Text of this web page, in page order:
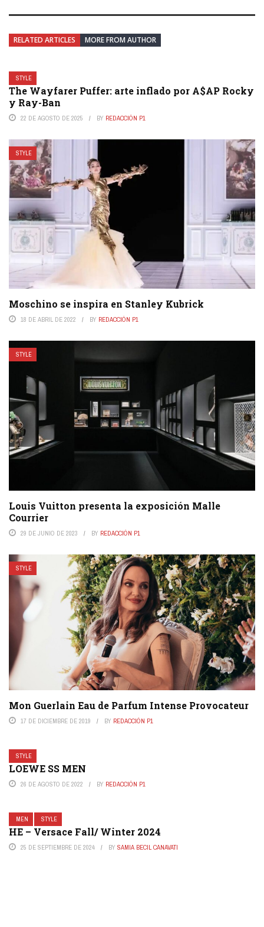
RELATED ARTICLES MORE FROM AUTHOR
STYLE
The Wayfarer Puffer: arte inflado por A$AP Rocky
y Ray-Ban
22 DE AGOSTO DE 2025 BY REDACCIÓN P1
STYLE
Moschino se inspira en Stanley Kubrick
18 DE ABRIL DE 2022 BY REDACCIÓN P1
STYLE
Louis Vuitton presenta la exposición Malle
Courrier
29 DE JUNIO DE 2023 BY REDACCIÓN P1
STYLE
Mon Guerlain Eau de Parfum Intense Provocateur
17 DE DICIEMBRE DE 2019 BY REDACCIÓN P1
STYLE
LOEWE SS MEN
26 DE AGOSTO DE 2022 BY REDACCIÓN P1
MEN STYLE
HE – Versace Fall/ Winter 2024
25 DE SEPTIEMBRE DE 2024 BY SAMIA BECIL CANAVATI